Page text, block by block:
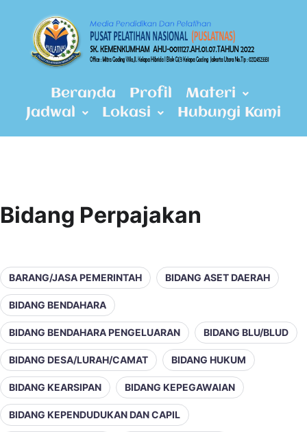
Beranda Profil
Materi
Jadwal
Lokasi Hubungi Kami
Bidang Perpajakan
BARANG/JASA PEMERINTAH BIDANG ASET DAERAH
BIDANG BENDAHARA
BIDANG BENDAHARA PENGELUARAN BIDANG BLU/BLUD
BIDANG DESA/LURAH/CAMAT BIDANG HUKUM
BIDANG KEARSIPAN BIDANG KEPEGAWAIAN
BIDANG KEPENDUDUKAN DAN CAPIL